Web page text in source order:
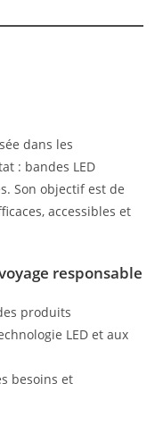
dans les
: bandes LED
Son objectif est de
accessibles et
responsable
produits
LED et aux
besoins et